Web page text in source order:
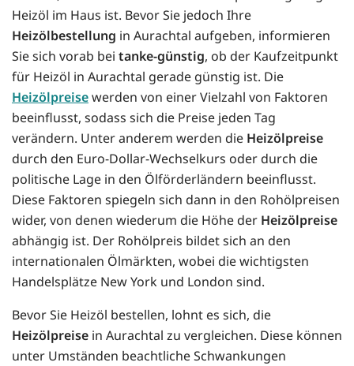
Heizöl im Haus ist. Bevor Sie jedoch Ihre
Heizölbestellung in Aurachtal aufgeben, informieren
Sie sich vorab bei tanke-günstig, ob der Kaufzeitpunkt
für Heizöl in Aurachtal gerade günstig ist. Die
Heizölpreisewerden von einer Vielzahl von Faktoren
beeinflusst, sodass sich die Preise jeden Tag
verändern. Unter anderem werden die Heizölpreise
durch den Euro-Dollar-Wechselkurs oder durch die
politische Lage in den Ölförderländern beeinflusst.
Diese Faktoren spiegeln sich dann in den Rohölpreisen
wider, von denen wiederum die Höhe der Heizölpreise
abhängig ist. Der Rohölpreis bildet sich an den
internationalen Ölmärkten, wobei die wichtigsten
Handelsplätze New York und London sind.
Bevor Sie Heizöl bestellen, lohnt es sich, die
Heizölpreise in Aurachtal zu vergleichen. Diese können
unter Umständen beachtliche Schwankungen